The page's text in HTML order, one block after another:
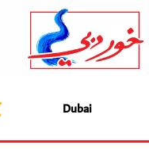
Dubai